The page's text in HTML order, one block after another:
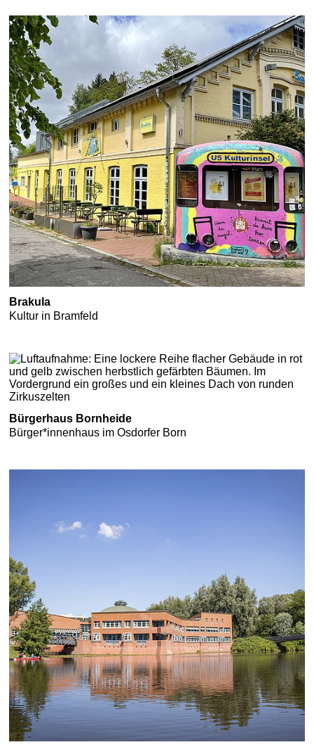
Brakula
Kultur in Bramfeld
Bürgerhaus Bornheide
Bürger*innenhaus im Osdorfer Born